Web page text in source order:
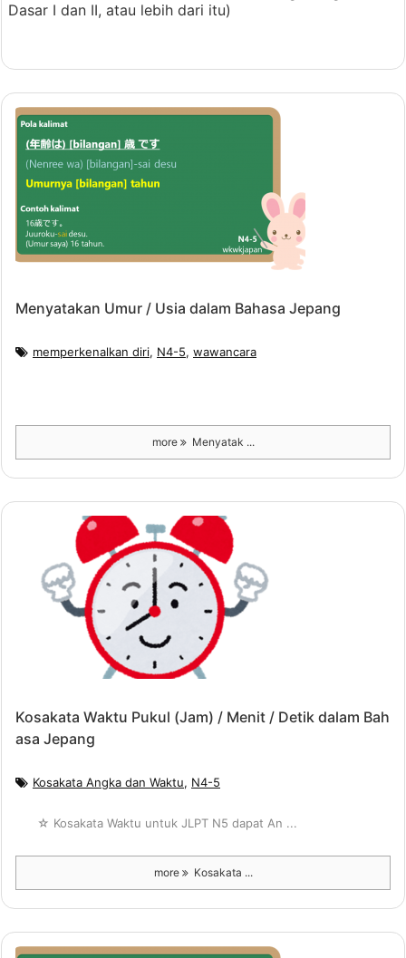
Dasar I dan II, atau lebih dari itu)
Menyatakan Umur / Usia dalam Bahasa Jepang
memperkenalkan diri, N4-5, wawancara
more Menyatak ...
Kosakata Waktu Pukul (Jam) / Menit / Detik dalam Bah
asa Jepang
Kosakata Angka dan Waktu, N4-5
☆ Kosakata Waktu untuk JLPT N5 dapat An ...
more Kosakata ...